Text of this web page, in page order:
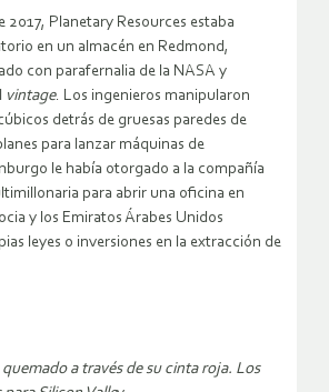
2017, Planetary Resources estaba
en un almacén en Redmond,
con parafernalia de la NASA y
vintage. Los ingenieros manipularon
detrás de gruesas paredes de
para lanzar máquinas de
le había otorgado a la compañía
para abrir una oficina en
y los Emiratos Árabes Unidos
leyes o inversiones en la extracción de
a través de su cinta roja. Los